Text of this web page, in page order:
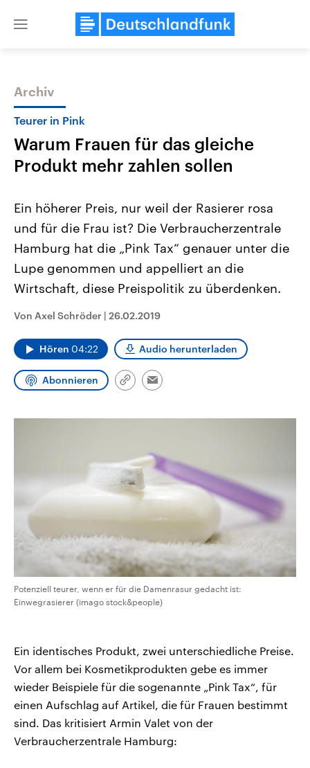
Close
Themen
Landtagswahl Sachsen-Anhalt
2026
Alle Informationen
Sachsen-Anhalt wählt am 6.
September 2026 einen neuen
Landtag. Seit 2021 wird das
CDU, SPD und FDP regiert.-
Wahlprogramme, aktuelle Berichte
und Hintergründe zu den Parteien
und Kandidaten der anstehenden
Wahl.
Aktuelle Beiträge,
Hintergründe
Wirtschaftlich und
gehören die Vereinigten
den mächtigsten Ländern
Sendungen Programm Podcasts
Audio-Archiv
Archiv
Teurer in Pink
Warum Frauen für das gleiche
Produkt mehr zahlen sollen
Ein höherer Preis, nur weil der Rasierer rosa
und für die Frau ist? Die Verbraucherzentrale
Hamburg hat die „Pink Tax“ genauer unter die
Lupe genommen und appelliert an die
Wirtschaft, diese Preispolitik zu überdenken.
Von Axel Schröder | 26.02.2019
Hören 04:22 Audio herunterladen
Abonnieren
Link
Email
Potenziell teurer, wenn er für die Damenrasur gedacht ist:
Einwegrasierer (imago stock&people)
Ein identisches Produkt, zwei unterschiedliche Preise.
Vor allem bei Kosmetikprodukten gebe es immer
wieder Beispiele für die sogenannte „Pink Tax“, für
einen Aufschlag auf Artikel, die für Frauen bestimmt
sind. Das kritisiert Armin Valet von der
Verbraucherzentrale Hamburg: